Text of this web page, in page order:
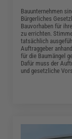
Bauunternehmen
Bürgerliches
Bauvorhaben für
zu errichten.
tatsächlich
Auftraggeber
für die Baumängel
Dafür muss der
und gesetzliche